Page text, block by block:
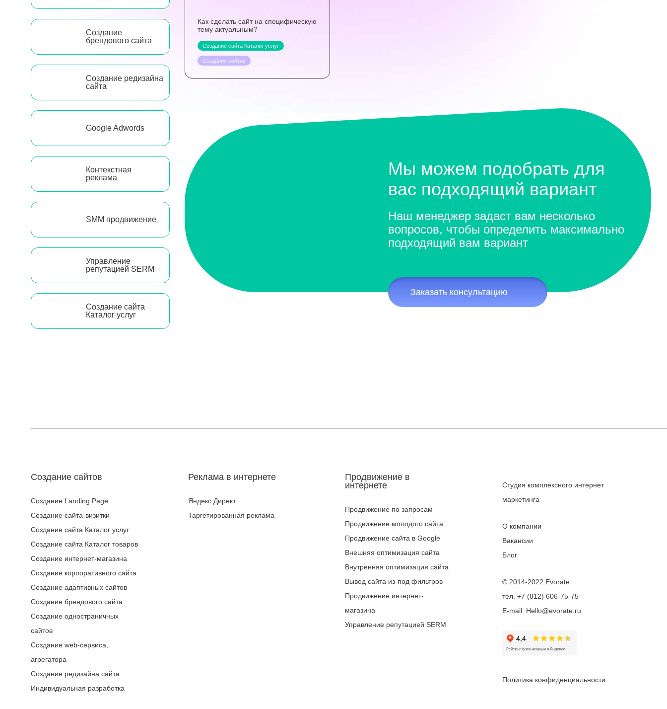
Создание
брендового сайта
Создание редизайна
сайта
Google Adwords
Контекстная
реклама
SMM продвижение
Управление
репутацией SERM
Создание сайта
Каталог услуг
Как сделать сайт на специфическую
тему актуальным?
Создание сайта Каталог услуг
Создание сайтов
Мы можем подобрать для
вас подходящий вариант
Наш менеджер задаст вам несколько
вопросов, чтобы определить максимально
подходящий вам вариант
Заказать консультацию
Создание сайтов
Создание Landing Page
Создание сайта-визитки
Создание сайта Каталог услуг
Создание сайта Каталог товаров
Создание интернет-магазина
Создание корпоративного сайта
Создание адаптивных сайтов
Создание брендового сайта
Создание одностраничных
сайтов
Создание web-сервиса,
агрегатора
Создание редизайна сайта
Индивидуальная разработка
Реклама в интернете
Яндекс Директ
Таргетированная реклама
Продвижение в
интернете
Продвижение по запросам
Продвижение молодого сайта
Продвижение сайта в Google
Внешняя оптимизация сайта
Внутренняя оптимизация сайта
Вывод сайта из-под фильтров
Продвижение интернет-
магазина
Управление репутацией SERM
Студия комплексного интернет
маркетинга
О компании
Вакансии
Блог
© 2014-2022 Evorate
тел. +7 (812) 606-75-75
E-mail: Hello@evorate.ru
Политика конфиденциальности